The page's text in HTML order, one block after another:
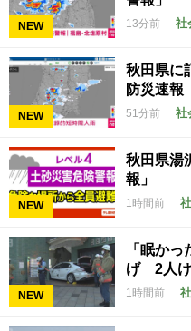
NEW 13分前 社
NEW
秋田県に
防災速報
51分前 社
NEW
秋田県湯
報」
1時間前
NEW
「眠か
げ 2人
1時間前